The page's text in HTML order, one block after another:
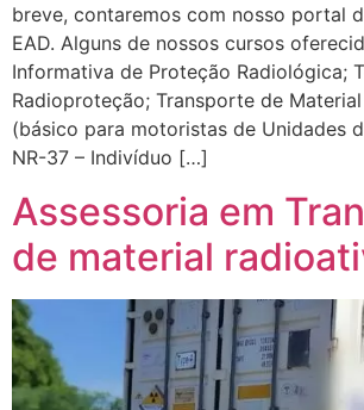
breve, contaremos com nosso portal
EAD. Alguns de nossos cursos
Informativa de Proteção Radiológica;
Radioproteção; Transporte de
(básico para motoristas de Unidades
NR-37 – Indivíduo […]
Assessoria em
de material